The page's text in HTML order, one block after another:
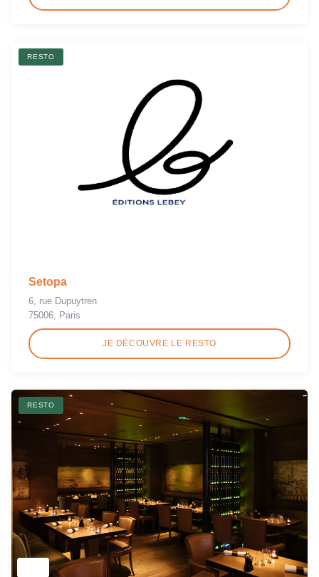
RESTO
Setopa
6, rue Dupuytren
75006, Paris
JE DÉCOUVRE LE RESTO
RESTO